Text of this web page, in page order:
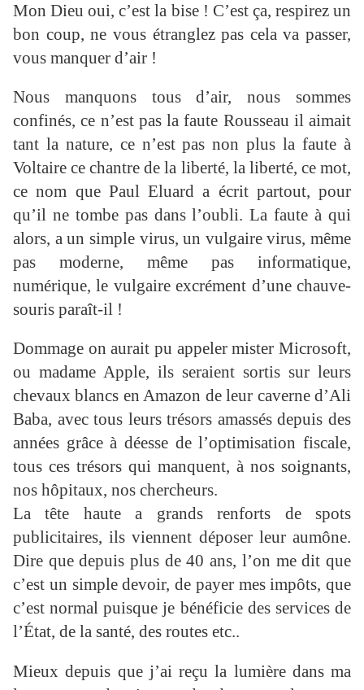
Mon Dieu oui, c’est la bise ! C’est ça, respirez un
bon coup, ne vous étranglez pas cela va passer,
vous manquer d’air !
Nous manquons tous d’air, nous sommes
confinés, ce n’est pas la faute Rousseau il aimait
tant la nature, ce n’est pas non plus la faute à
Voltaire ce chantre de la liberté, la liberté, ce mot,
ce nom que Paul Eluard a écrit partout, pour
qu’il ne tombe pas dans l’oubli. La faute à qui
alors, a un simple virus, un vulgaire virus, même
pas moderne, même pas informatique,
numérique, le vulgaire excrément d’une chauve-
souris paraît-il !
Dommage on aurait pu appeler mister Microsoft,
ou madame Apple, ils seraient sortis sur leurs
chevaux blancs en Amazon de leur caverne d’Ali
Baba, avec tous leurs trésors amassés depuis des
années grâce à déesse de l’optimisation fiscale,
tous ces trésors qui manquent, à nos soignants,
nos hôpitaux, nos chercheurs.
La tête haute a grands renforts de spots
publicitaires, ils viennent déposer leur aumône.
Dire que depuis plus de 40 ans, l’on me dit que
c’est un simple devoir, de payer mes impôts, que
c’est normal puisque je bénéficie des services de
l’État, de la santé, des routes etc..
Mieux depuis que j’ai reçu la lumière dans ma